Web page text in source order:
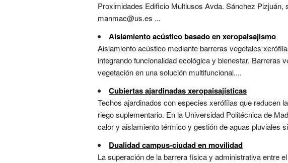
Proximidades Edificio Multiusos Avda. Sánchez Pizjuán,
manmac@us.es ...
Aislamiento acústico basado en xeropaisajismo
Aislamiento acústico mediante barreras vegetales
integrando funcionalidad ecológica y bienestar. Barreras
vegetación en una solución multifuncional....
Cubiertas ajardinadas xeropaisajísticas
Techos ajardinados con especies xerófilas que reducen
riego suplementario. En la Universidad Politécnica de
calor y aislamiento térmico y gestión de aguas pluviales
Dualidad campus-ciudad en movilidad
La superación de la barrera física y administrativa entre